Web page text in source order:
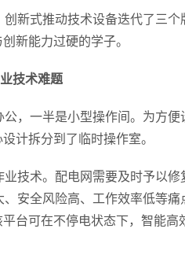
新式推动技术设备迭代了三个
新能力过硬的学子。
技术难题
，一半是小型操作间。为方便
计拆分到了临时操作室。
技术。配电网需要及时予以修
安全风险高、工作效率低等痛
台可在不停电状态下，智能高